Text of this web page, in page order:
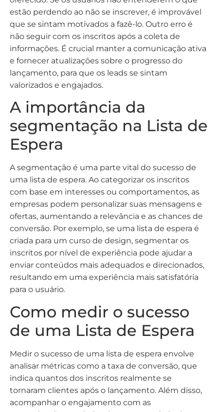
estão perdendo ao não se inscrever, é improvável
que se sintam motivados a fazê-lo. Outro erro é
não seguir com os inscritos após a coleta de
informações. É crucial manter a comunicação ativa
e fornecer atualizações sobre o progresso do
lançamento, para que os leads se sintam
valorizados e engajados.
A importância da
segmentação na Lista de
Espera
A segmentação é uma parte vital do sucesso de
uma lista de espera. Ao categorizar os inscritos
com base em interesses ou comportamentos, as
empresas podem personalizar suas mensagens e
ofertas, aumentando a relevância e as chances de
conversão. Por exemplo, se uma lista de espera é
criada para um curso de design, segmentar os
inscritos por nível de experiência pode ajudar a
enviar conteúdos mais adequados e direcionados,
resultando em uma experiência mais satisfatória
para o usuário.
Como medir o sucesso
de uma Lista de Espera
Medir o sucesso de uma lista de espera envolve
analisar métricas como a taxa de conversão, que
indica quantos dos inscritos realmente se
tornaram clientes após o lançamento. Além disso,
acompanhar o engajamento com as